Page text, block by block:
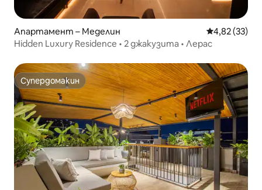
Апартамент – Меделин Средна
4,82 (33)
Hidden Luxury Residence • 2 джакузита • Лерас
Супердомакин
Супердомакин